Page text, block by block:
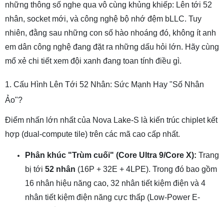
những thông số nghe qua vô cùng khủng khiếp: Lên tới 52
nhân, socket mới, và công nghệ bộ nhớ đệm bLLC. Tuy
nhiên, đằng sau những con số hào nhoáng đó, không ít anh
em dân công nghệ đang đặt ra những dấu hỏi lớn. Hãy cùng
mổ xẻ chi tiết xem đội xanh đang toan tính điều gì.
1. Cấu Hình Lên Tới 52 Nhân: Sức Mạnh Hay "Số Nhân
Ảo"?
Điểm nhấn lớn nhất của Nova Lake-S là kiến trúc chiplet kết
hợp (dual-compute tile) trên các mã cao cấp nhất.
Phân khúc "Trùm cuối" (Core Ultra 9/Core X): Trang
bị tới 52 nhân (16P + 32E + 4LPE). Trong đó bao gồm
16 nhân hiệu năng cao, 32 nhân tiết kiệm điện và 4
nhân tiết kiệm điện năng cực thấp (Low-Power E-